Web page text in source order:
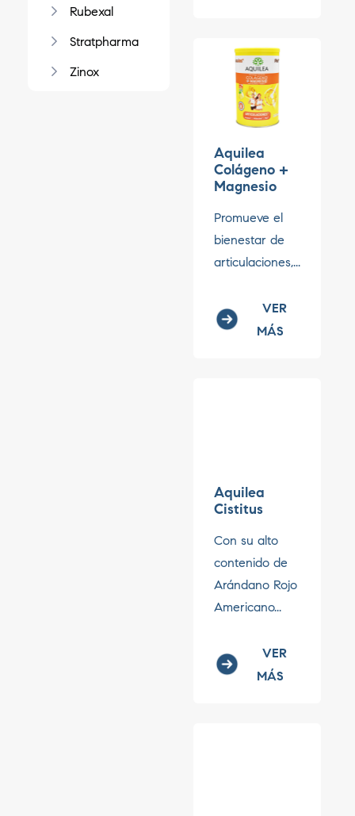
Rubexal
Stratpharma
Zinox
Aquilea
Colágeno +
Magnesio
Promueve el
bienestar de
articulaciones,...
VER
MÁS
Aquilea
Cistitus
Con su alto
contenido de
Arándano Rojo
Americano...
VER
MÁS